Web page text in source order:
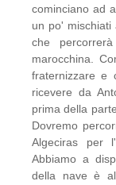
cominciano ad
un po'
che
marocchina.
fraternizzare e
ricevere da
prima della
Dovremo
Algeciras per
Abbiamo a
della nave è